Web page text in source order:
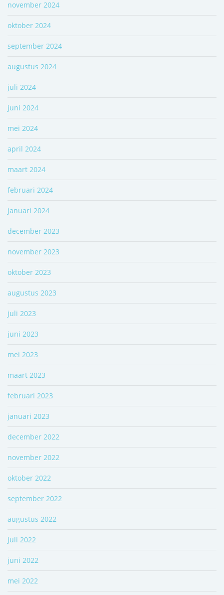
november 2024
oktober 2024
september 2024
augustus 2024
juli 2024
juni 2024
mei 2024
april 2024
maart 2024
februari 2024
januari 2024
december 2023
november 2023
oktober 2023
augustus 2023
juli 2023
juni 2023
mei 2023
maart 2023
februari 2023
januari 2023
december 2022
november 2022
oktober 2022
september 2022
augustus 2022
juli 2022
juni 2022
mei 2022